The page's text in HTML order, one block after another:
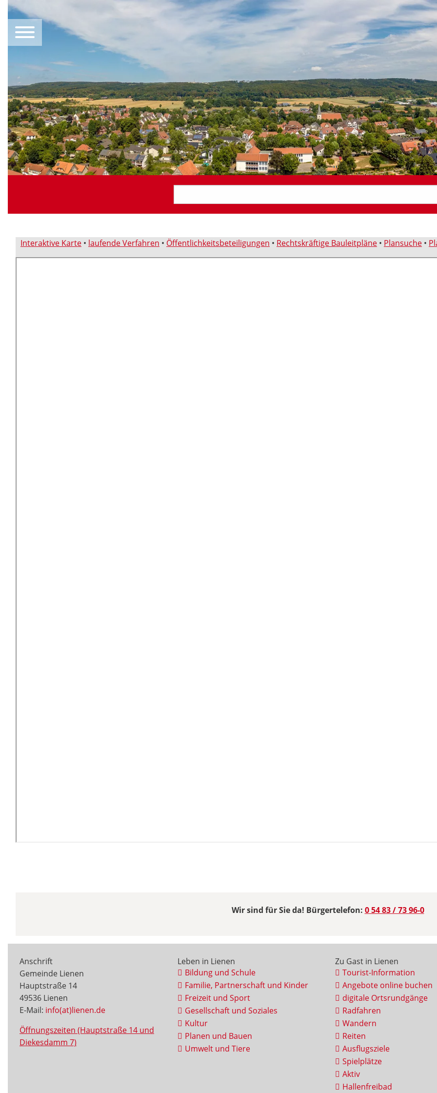
Interaktive Karte • laufende Verfahren • Öffentlichkeitsbeteiligungen • Rechtskräftige Bauleitpläne • Plansuche •
Wir sind für Sie da! Bürgertelefon: 0 54 83 / 73 96-0
Anschrift
Gemeinde Lienen
Hauptstraße 14
49536 Lienen
E-Mail: info(at)lienen.de
Öffnungszeiten (Hauptstraße 14 und
Diekesdamm 7)
Leben in Lienen
Bildung und Schule
Familie, Partnerschaft und Kinder
Freizeit und Sport
Gesellschaft und Soziales
Kultur
Planen und Bauen
Umwelt und Tiere
Zu Gast in Lienen
Tourist-Information
Angebote online buchen
digitale Ortsrundgänge
Radfahren
Wandern
Reiten
Ausflugsziele
Spielplätze
Aktiv
Hallenfreibad